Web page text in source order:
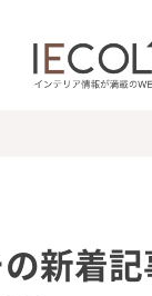
の新着